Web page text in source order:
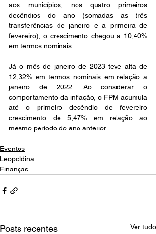
aos municípios, nos quatro primeiros
decêndios do ano (somadas as três
transferências de janeiro e a primeira de
fevereiro), o crescimento chegou a 10,40%
em termos nominais.
Já o mês de janeiro de 2023 teve alta de
12,32% em termos nominais em relação a
janeiro de 2022. Ao considerar o
comportamento da inflação, o FPM acumula
até o primeiro decêndio de fevereiro
crescimento de 5,47% em relação ao
mesmo período do ano anterior.
Eventos
Leopoldina
Finanças
Posts recentes Ver tudo